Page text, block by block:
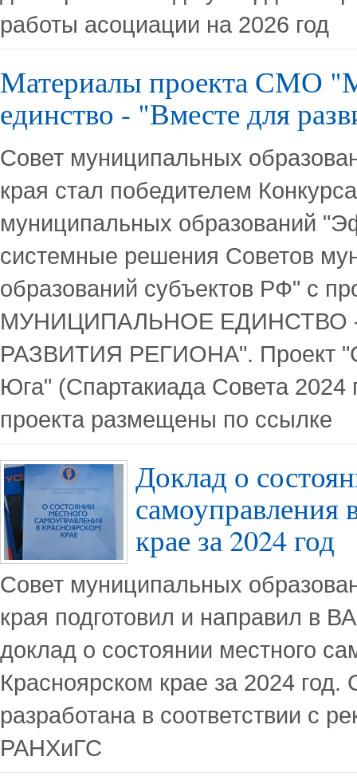
работы асоциации на 2026 год
Материалы проекта СМО
единство - "Вместе для
Совет муниципальных
края стал победителем
муниципальных образований
системные решения Советов
образований субъектов РФ" с
МУНИЦИПАЛЬНОЕ ЕДИНСТВО
РАЗВИТИЯ РЕГИОНА". Проект
Юга" (Спартакиада Совета 2024
проекта размещены по ссылке
Доклад о
самоуправления
крае за 2024 год
Совет муниципальных
края подготовил и направил в
доклад о состоянии местного
Красноярском крае за 2024 год.
разработана в соответствии с
РАНХиГС